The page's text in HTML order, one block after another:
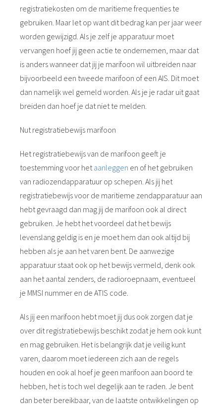
registratiekosten om de maritieme frequenties te
gebruiken. Maar let op want dit bedrag kan per jaar weer
worden gewijzigd. Als je zelf je apparatuur moet
vervangen hoef jij geen actie te ondernemen, maar dat
is anders wanneer dat jij je marifoon wil uitbreiden naar
bijvoorbeeld een tweede marifoon of een AIS. Dit moet
dan namelijk wel gemeld worden. Als je je radar uit gaat
breiden dan hoef je dat niet te melden.
Nut registratiebewijs marifoon
Het registratiebewijs van de marifoon geeft je
toestemming voor het aanleggen en of het gebruiken
van radiozendapparatuur op schepen. Als jij het
registratiebewijs voor de maritieme zendapparatuur aan
hebt gevraagd dan mag jij de marifoon ook al direct
gebruiken. Je hebt het voordeel dat het bewijs
levenslang geldig is en je moet hem dan ook altijd bij
hebben als je aan het varen bent. De aanwezige
apparatuur staat ook op het bewijs vermeld, denk ook
aan het aantal zenders, de radioroepnaam, eventueel
je MMSI nummer en de ATIS code.
Als jij een marifoon hebt moet jij dus ook zorgen dat je
over dit registratiebewijs beschikt zodat je hem ook kunt
en mag gebruiken. Het is belangrijk dat je veilig kunt
varen, daarom moet iedereen zich aan de regels
houden en ook al hoef je geen marifoon aan boord te
hebben, het is toch wel degelijk aan te raden. Je bent
dan beter bereikbaar, van de laatste ontwikkelingen op